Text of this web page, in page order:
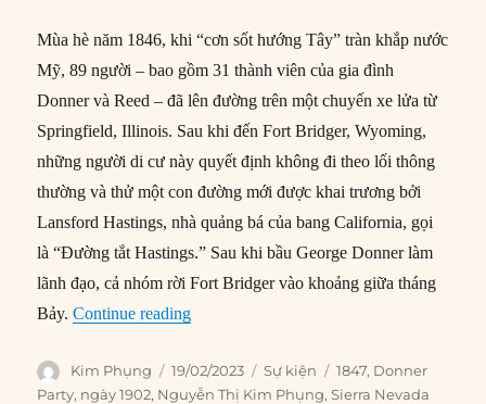
Mùa hè năm 1846, khi “cơn sốt hướng Tây” tràn khắp nước
Mỹ, 89 người – bao gồm 31 thành viên của gia đình
Donner và Reed – đã lên đường trên một chuyến xe lửa từ
Springfield, Illinois. Sau khi đến Fort Bridger, Wyoming,
những người di cư này quyết định không đi theo lối thông
thường và thử một con đường mới được khai trương bởi
Lansford Hastings, nhà quảng bá của bang California, gọi
là “Đường tắt Hastings.” Sau khi bầu George Donner làm
lãnh đạo, cả nhóm rời Fort Bridger vào khoảng giữa tháng
Bảy.Continue reading“19/02/1847: Donner Party được giải cứu
Author
Kim Phụng
Posted
on
19/02/2023 Categories
Sự kiện Tags
1847, Donner
Party, ngày 1902, Nguyễn Thị Kim Phụng,Sierra Nevada